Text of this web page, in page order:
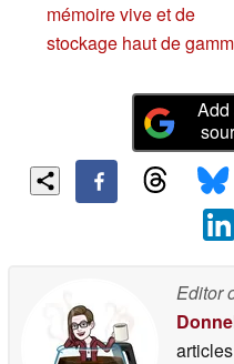
mémoire vive et de
stockage haut de
Add
Editor